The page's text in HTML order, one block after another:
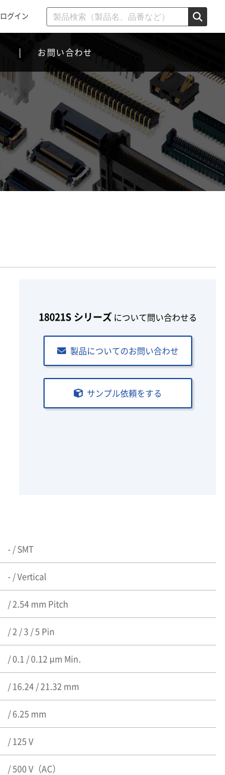
ログイン
お問い合わせ
18021S シリーズについて問い合わせる
製品についてのお問い合わせ
サンプル依頼をする
- / SMT
- / Vertical
/ 2.54 mm Pitch
/ 2 / 3 / 5 Pin
/ 0.1 / 0.12 μm Min.
/ 16.24 / 21.32 mm
/ 6.25 mm
/ 125 V
/ 500 V（AC）